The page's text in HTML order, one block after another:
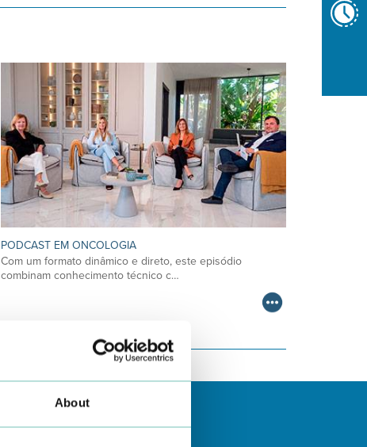
About
PODCAST EM ONCOLOGIA
Com um formato dinâmico e direto, este episódio
combinam conhecimento técnico c…